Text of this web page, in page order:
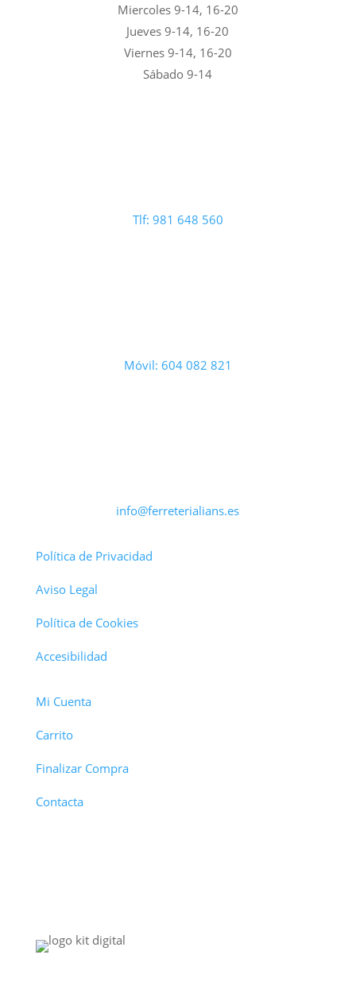
Miercoles 9-14, 16-20
Jueves 9-14, 16-20
Viernes 9-14, 16-20
Sábado 9-14
Tlf: 981 648 560
Móvil: 604 082 821
info@ferreterialians.es
Política de Privacidad
Aviso Legal
Política de Cookies
Accesibilidad
Mi Cuenta
Carrito
Finalizar Compra
Contacta